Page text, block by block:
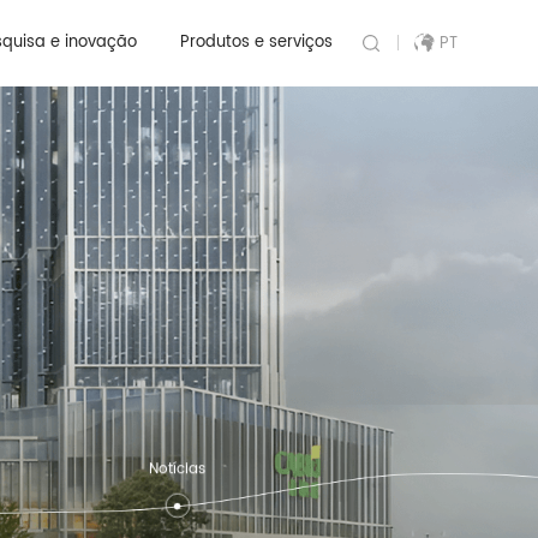
e inovação Produtos e serviços PT
Notícias